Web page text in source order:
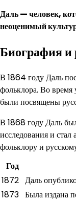
Даль — человек,
неоценимый
Биография и
В 1864 году Даль
фольклора. Во время
были посвящены
В 1868 году Даль
исследования и
фольклору и
Год
1872 Даль
1873 Была издана